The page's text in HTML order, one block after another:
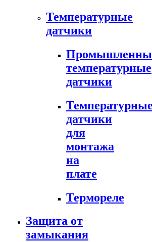
Температурные
датчики
температурные
датчики
Температурные
датчики
для
монтажа
на
плате
Термореле
Защита от
замыкания